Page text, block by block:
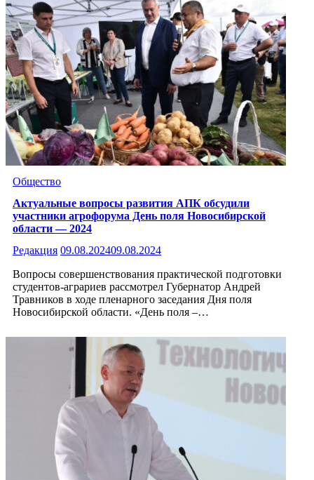
Общество
Актуальные вопросы развития АПК обсудили
участники агрофорума День поля Новосибирской
области — 2024
Редакция 09.08.202409.08.2024
Вопросы совершенствования практической подготовки
студентов-аграриев рассмотрел Губернатор Андрей
Травников в ходе пленарного заседания Дня поля
Новосибирской области. «День поля –…